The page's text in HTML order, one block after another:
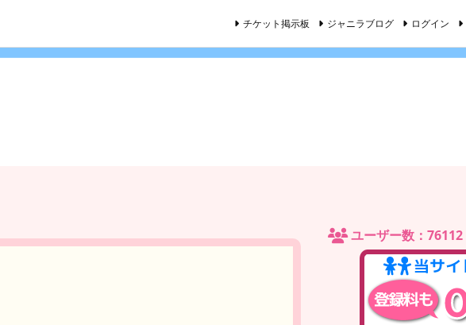
チケット掲示板 ジャニラブログ ログイン
ユーザー数：76112